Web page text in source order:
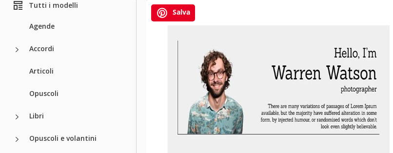
Tutti i modelli
Agende
Accordi
Articoli
Opuscoli
Libri
Opuscoli e volantini
Salva